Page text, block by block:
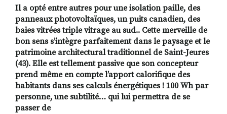
RECHERCHER
S'ABONNER
S'INSCRIRE À LA NEWSLETTER
FACEBOOKINSTAGRAM
LINKEDINYOUTUBE
Il a opté entre autres pour une isolation paille, des
panneaux photovoltaïques, un puits canadien, des
baies vitrées triple vitrage au sud.. Cette merveille de
bon sens s’intègre parfaitement dans le paysage et le
patrimoine architectural traditionnel de Saint-Jeures
(43). Elle est tellement passive que son concepteur
prend même en compte l’apport calorifique des
habitants dans ses calculs énergétiques ! 100 Wh par
personne, une subtilité… qui lui permettra de se
passer de